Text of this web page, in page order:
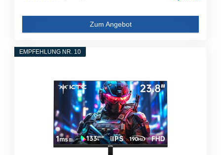
Zum Angebot
EMPFEHLUNG NR. 10